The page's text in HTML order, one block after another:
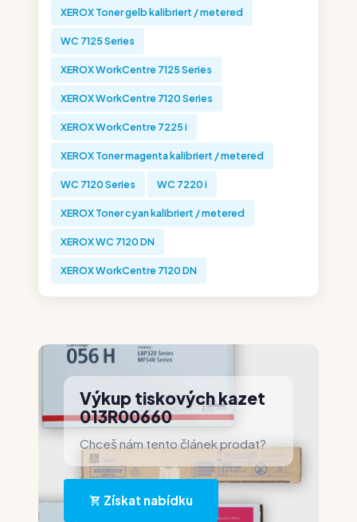
XEROX Toner gelb kalibriert / metered
WC 7125 Series
XEROX WorkCentre 7125 Series
XEROX WorkCentre 7120 Series
XEROX WorkCentre 7225 i
XEROX Toner magenta kalibriert / metered
WC 7120 Series WC 7220 i
XEROX Toner cyan kalibriert / metered
XEROX WC 7120 DN
XEROX WorkCentre 7120 DN
Výkup tiskových kazet
013R00660
Chceš nám tento článek prodat?
Získat nabídku